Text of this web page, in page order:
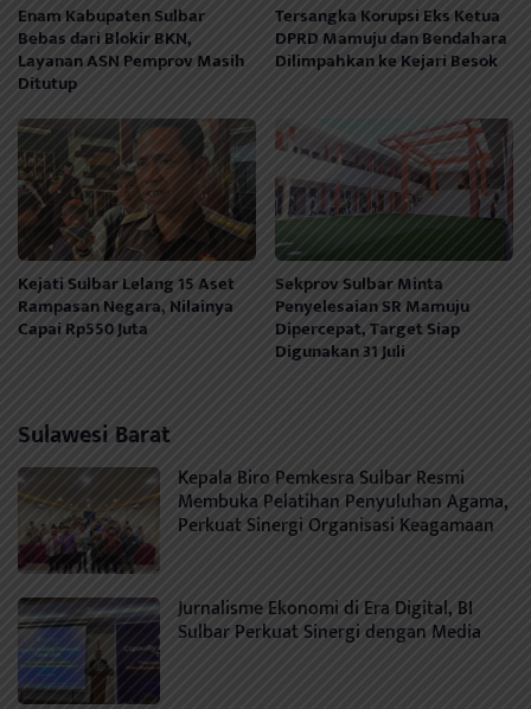
Enam Kabupaten Sulbar
Bebas dari Blokir BKN,
Layanan ASN Pemprov Masih
Ditutup
Tersangka Korupsi Eks Ketua
DPRD Mamuju dan Bendahara
Dilimpahkan ke Kejari Besok
Kejati Sulbar Lelang 15 Aset
Rampasan Negara, Nilainya
Capai Rp550 Juta
Sekprov Sulbar Minta
Penyelesaian SR Mamuju
Dipercepat, Target Siap
Digunakan 31 Juli
Sulawesi Barat
Kepala Biro Pemkesra Sulbar Resmi
Membuka Pelatihan Penyuluhan Agama,
Perkuat Sinergi Organisasi Keagamaan
Jurnalisme Ekonomi di Era Digital, BI
Sulbar Perkuat Sinergi dengan Media